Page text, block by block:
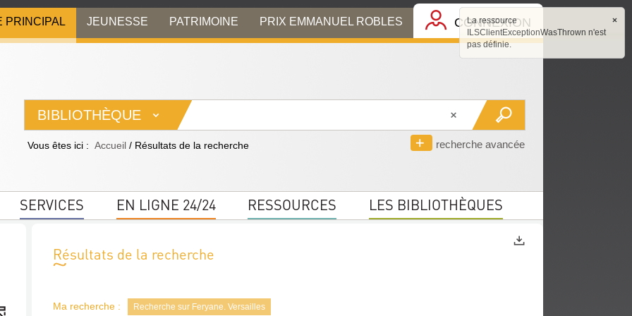
PRINCIPAL JEUNESSE PATRIMOINE PRIX EMMANUEL ROBLES CONNEXION
BIBLIOTHÈQUE
recherche avancée
Vous êtes ici : Accueil / Résultats de la recherche
SERVICES EN LIGNE 24/24 RESSOURCES LES BIBLIOTHÈQUES
Résultats de la recherche
Ma recherche : Recherche sur Feryane. Versailles
×
La ressource
ILSClientExceptionWasThrown n'est
pas définie.